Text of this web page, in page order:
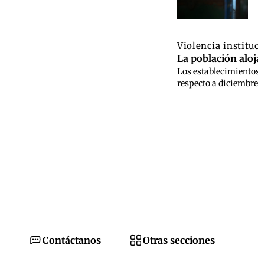
Violencia
La población
Los
respecto a
Contáctanos Otras secciones